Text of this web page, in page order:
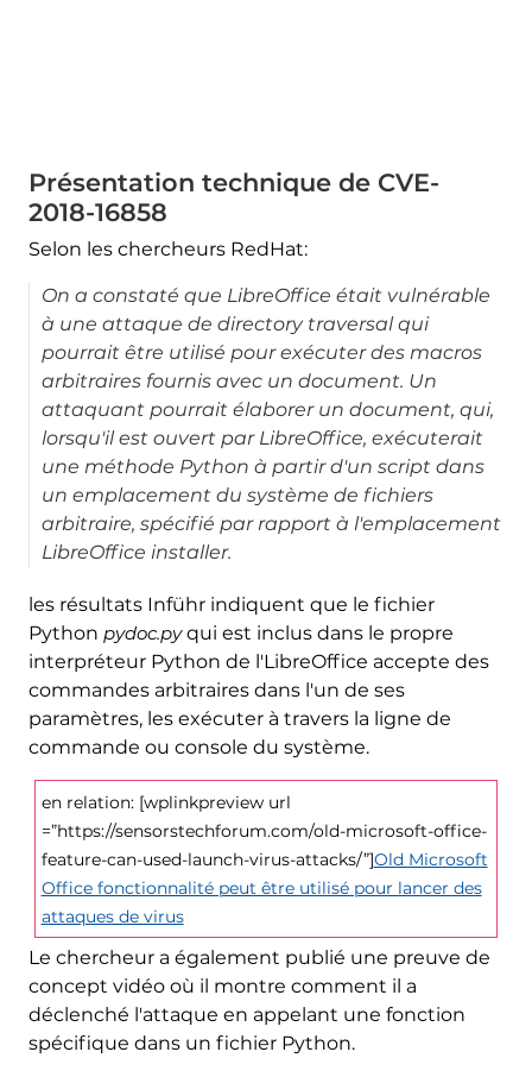
Présentation technique de CVE-
2018-16858
Selon les chercheurs RedHat:
On a constaté que LibreOffice était vulnérable
à une attaque de directory traversal qui
pourrait être utilisé pour exécuter des macros
arbitraires fournis avec un document. Un
attaquant pourrait élaborer un document, qui,
lorsqu'il est ouvert par LibreOffice, exécuterait
une méthode Python à partir d'un script dans
un emplacement du système de fichiers
arbitraire, spécifié par rapport à l'emplacement
LibreOffice installer.
les résultats Inführ indiquent que le fichier
Python pydoc.pyqui est inclus dans le propre
interpréteur Python de l'LibreOffice accepte des
commandes arbitraires dans l'un de ses
paramètres, les exécuter à travers la ligne de
commande ou console du système.
en relation: [wplinkpreview url
=”https://sensorstechforum.com/old-microsoft-office-
feature-can-used-launch-virus-attacks/”]Old Microsoft
Office fonctionnalité peut être utilisé pour lancer des
attaques de virus
Le chercheur a également publié une preuve de
concept vidéo où il montre comment il a
déclenché l'attaque en appelant une fonction
spécifique dans un fichier Python.